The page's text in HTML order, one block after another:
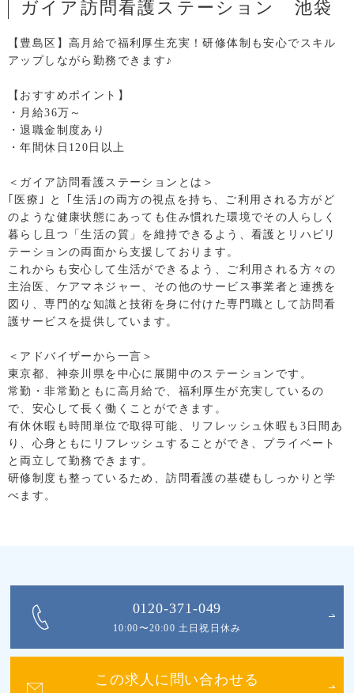
ガイア訪問看護ステーション 池袋
【豊島区】高月給で福利厚生充実！研修体制も安心でスキル
アップしながら勤務できます♪
【おすすめポイント】
・月給36万～
・退職金制度あり
・年間休日120日以上
＜ガイア訪問看護ステーションとは＞
｢医療｣ と ｢生活｣の両方の視点を持ち、ご利用される方がど
のような健康状態にあっても住み慣れた環境でその人らしく
暮らし且つ「生活の質」を維持できるよう、看護とリハビリ
テーションの両面から支援しております。
これからも安心して生活ができるよう、ご利用される方々の
主治医、ケアマネジャー、その他のサービス事業者と連携を
図り、専門的な知識と技術を身に付けた専門職として訪問看
護サービスを提供しています。
＜アドバイザーから一言＞
東京都、神奈川県を中心に展開中のステーションです。
常勤・非常勤ともに高月給で、福利厚生が充実しているの
で、安心して長く働くことができます。
有休休暇も時間単位で取得可能、リフレッシュ休暇も3日間あ
り、心身ともにリフレッシュすることができ、プライベート
と両立して勤務できます。
研修制度も整っているため、訪問看護の基礎もしっかりと学
べます。
0120-371-049
10:00〜20:00 土日祝日休み
この求人に問い合わせる